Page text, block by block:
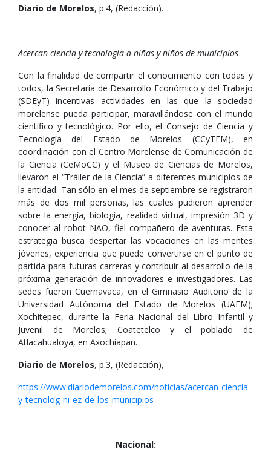
Diario de Morelos, p.4, (Redacción).
Acercan ciencia y tecnología a niñas y niños de municipios
Con la finalidad de compartir el conocimiento con todas y
todos, la Secretaría de Desarrollo Económico y del Trabajo
(SDEyT) incentivas actividades en las que la sociedad
morelense pueda participar, maravillándose con el mundo
científico y tecnológico. Por ello, el Consejo de Ciencia y
Tecnología del Estado de Morelos (CCyTEM), en
coordinación con el Centro Morelense de Comunicación de
la Ciencia (CeMoCC) y el Museo de Ciencias de Morelos,
llevaron el “Tráiler de la Ciencia” a diferentes municipios de
la entidad. Tan sólo en el mes de septiembre se registraron
más de dos mil personas, las cuales pudieron aprender
sobre la energía, biología, realidad virtual, impresión 3D y
conocer al robot NAO, fiel compañero de aventuras. Esta
estrategia busca despertar las vocaciones en las mentes
jóvenes, experiencia que puede convertirse en el punto de
partida para futuras carreras y contribuir al desarrollo de la
próxima generación de innovadores e investigadores. Las
sedes fueron Cuernavaca, en el Gimnasio Auditorio de la
Universidad Autónoma del Estado de Morelos (UAEM);
Xochitepec, durante la Feria Nacional del Libro Infantil y
Juvenil de Morelos; Coatetelco y el poblado de
Atlacahualoya, en Axochiapan.
Diario de Morelos, p.3, (Redacción),
https://www.diariodemorelos.com/noticias/acercan-ciencia-
y-tecnolog-ni-ez-de-los-municipios
Nacional: